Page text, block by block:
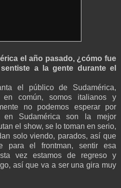
el año pasado, ¿cómo fue
a la gente durante el
el público de Sudamérica,
en común, somos italianos y
no podemos esperar por
Sudamérica son la mejor
el show, se lo toman en serio,
solo viendo, parados, así que
para el frontman, sentir esa
vez estamos de regreso y
así que va a ser una gira muy